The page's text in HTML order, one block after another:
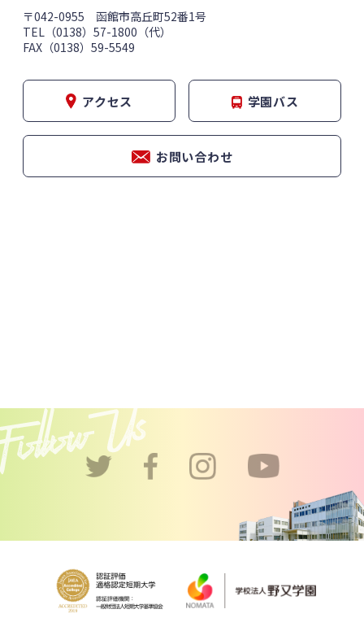
〒042-0955 函館市高丘町52番1号
TEL（0138）57-1800（代）
FAX（0138）59-5549
アクセス 学園バス
お問い合わせ